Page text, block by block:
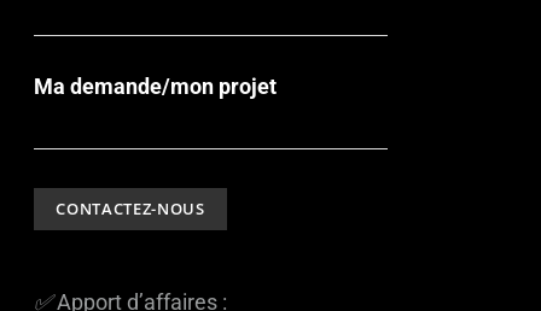
Ma demande/mon projet
✅Apport d’affaires :